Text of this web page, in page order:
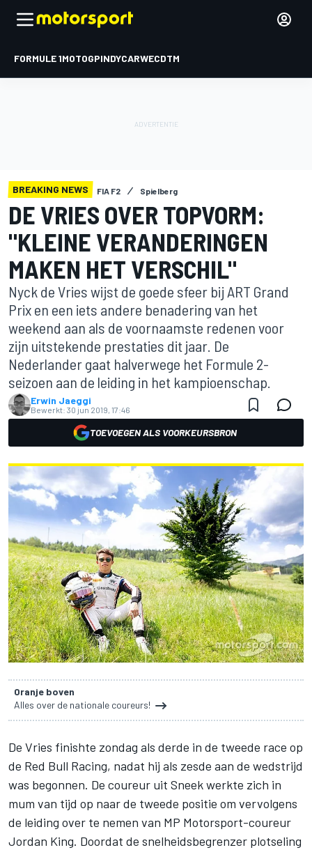
FORMULE 1MOTOGPINDYCARWECDTM
BREAKING NEWS FIA F2 Spielberg
DE VRIES OVER TOPVORM:
"KLEINE VERANDERINGEN
MAKEN HET VERSCHIL"
Nyck de Vries wijst de goede sfeer bij ART Grand
Prix en een iets andere benadering van het
weekend aan als de voornaamste redenen voor
zijn uitstekende prestaties dit jaar. De
Nederlander gaat halverwege het Formule 2-
seizoen aan de leiding in het kampioenschap.
Erwin Jaeggi
Bewerkt: 30 jun 2019, 17:46
TOEVOEGEN ALS VOORKEURSBRON
Oranje boven
Alles over de nationale coureurs!
De Vries finishte zondag als derde in de tweede race op
de Red Bull Racing, nadat hij als zesde aan de wedstrijd
was begonnen. De coureur uit Sneek werkte zich in
mum van tijd op naar de tweede positie om vervolgens
de leiding over te nemen van MP Motorsport-coureur
Jordan King. Doordat de snelheidsbegrenzer plotseling